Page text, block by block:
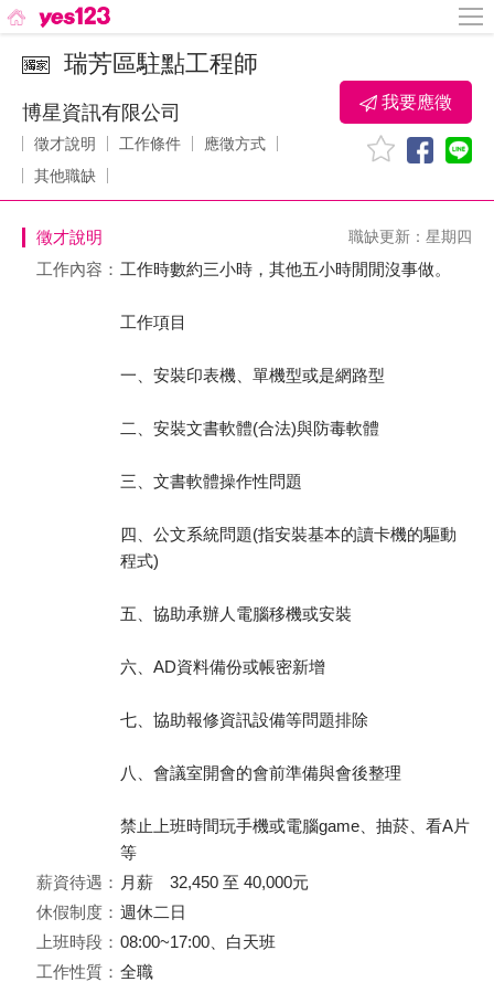
瑞芳區駐點工程師
博星資訊有限公司
徵才說明 工作條件
應徵方式
其他職缺
我要應徵
徵才說明 職缺更新：星期四
工作內容： 工作時數約三小時，其他五小時閒閒沒事做。
工作項目
一、安裝印表機、單機型或是網路型
二、安裝文書軟體(合法)與防毒軟體
三、文書軟體操作性問題
四、公文系統問題(指安裝基本的讀卡機的驅動
程式)
五、協助承辦人電腦移機或安裝
六、AD資料備份或帳密新增
七、協助報修資訊設備等問題排除
八、會議室開會的會前準備與會後整理
禁止上班時間玩手機或電腦game、抽菸、看A片
等
薪資待遇： 月薪 32,450 至 40,000元
休假制度： 週休二日
上班時段： 08:00~17:00、白天班
工作性質： 全職